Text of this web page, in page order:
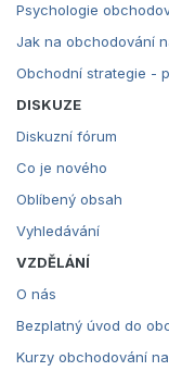
Psychologie
Jak na obchodování
Obchodní strategie -
DISKUZE
Diskuzní fórum
Co je nového
Oblíbený obsah
Vyhledávání
VZDĚLÁNÍ
O nás
Bezplatný úvod do
Kurzy obchodování